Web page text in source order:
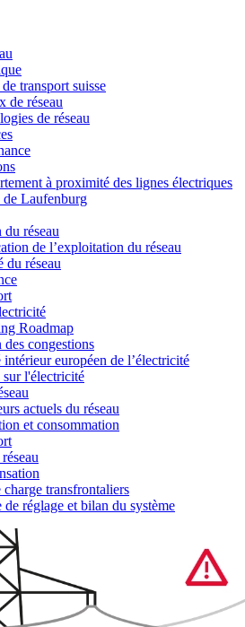
transport suisse
de réseau
de réseau
à proximité des lignes électriques
Laufenburg
du réseau
de l’exploitation du réseau
du réseau
Roadmap
des congestions
européen de l’électricité
l'électricité
actuels du réseau
et consommation
transfrontaliers
de réglage et bilan du système